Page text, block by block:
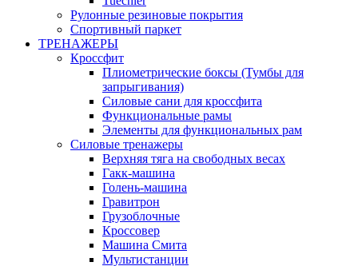
Рулонные резиновые покрытия
Спортивный паркет
ТРЕНАЖЕРЫ
Кроссфит
Плиометрические боксы (Тумбы для
запрыгивания)
Силовые сани для кроссфита
Функциональные рамы
Элементы для функциональных рам
Силовые тренажеры
Верхняя тяга на свободных весах
Гакк-машина
Голень-машина
Гравитрон
Грузоблочные
Кроссовер
Машина Смита
Мультистанции